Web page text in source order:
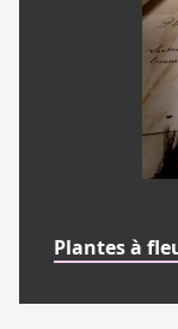
Plantes à